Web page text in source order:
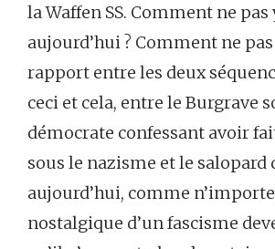
la Waffen SS. Comment ne
aujourd’hui ? Comment ne
rapport entre les deux
ceci et cela, entre le Burgrave
démocrate confessant avoir
sous le nazisme et le salopard
aujourd’hui, comme
nostalgique d’un fascisme